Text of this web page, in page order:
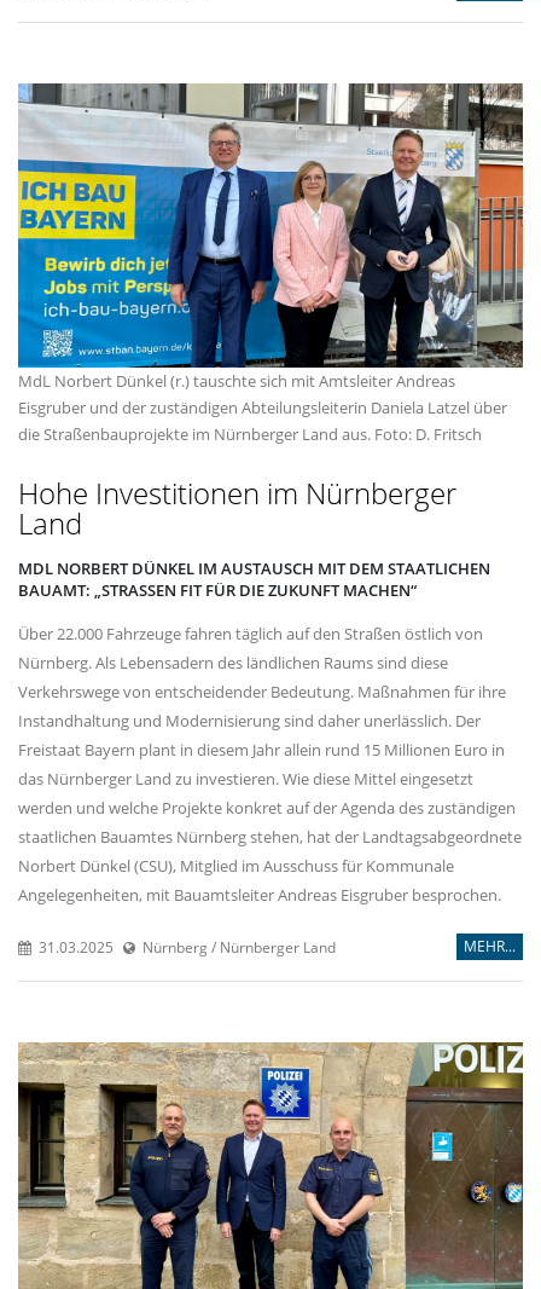
MdL Norbert Dünkel (r.) tauschte sich mit Amtsleiter Andreas
Eisgruber und der zuständigen Abteilungsleiterin Daniela Latzel über
die Straßenbauprojekte im Nürnberger Land aus. Foto: D. Fritsch
Hohe Investitionen im Nürnberger
Land
MDL NORBERT DÜNKEL IM AUSTAUSCH MIT DEM STAATLICHEN
BAUAMT: „STRASSEN FIT FÜR DIE ZUKUNFT MACHEN“
Über 22.000 Fahrzeuge fahren täglich auf den Straßen östlich von
Nürnberg. Als Lebensadern des ländlichen Raums sind diese
Verkehrswege von entscheidender Bedeutung. Maßnahmen für ihre
Instandhaltung und Modernisierung sind daher unerlässlich. Der
Freistaat Bayern plant in diesem Jahr allein rund 15 Millionen Euro in
das Nürnberger Land zu investieren. Wie diese Mittel eingesetzt
werden und welche Projekte konkret auf der Agenda des zuständigen
staatlichen Bauamtes Nürnberg stehen, hat der Landtagsabgeordnete
Norbert Dünkel (CSU), Mitglied im Ausschuss für Kommunale
Angelegenheiten, mit Bauamtsleiter Andreas Eisgruber besprochen.
31.03.2025 Nürnberg / Nürnberger Land MEHR...